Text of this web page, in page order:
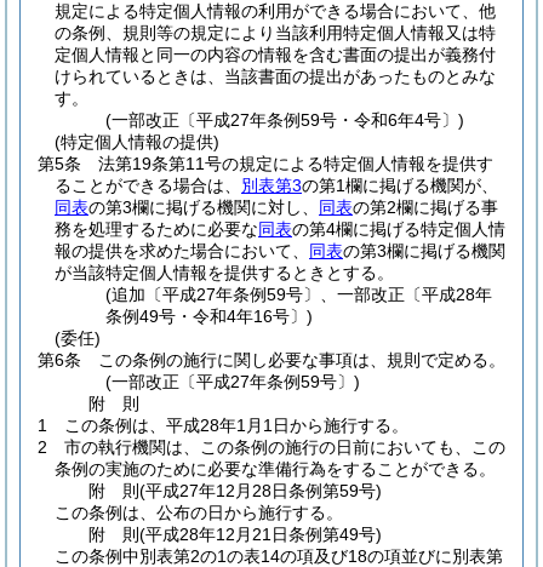
規定による特定個人情報の利用ができる場合において、他
の条例、規則等の規定により当該利用特定個人情報又は特
定個人情報と同一の内容の情報を含む書面の提出が義務付
けられているときは、当該書面の提出があったものとみな
す。
(一部改正〔平成27年条例59号・令和6年4号〕)
(特定個人情報の提供)
第5条
法第19条第11号の規定による特定個人情報を提供す
ることができる場合は、 別表第3の第1欄に掲げる機関が、
同表の第3欄に掲げる機関に対し、 同表の第2欄に掲げる事
務を処理するために必要な同表の第4欄に掲げる特定個人情
報の提供を求めた場合において、 同表の第3欄に掲げる機関
が当該特定個人情報を提供するときとする。
(追加〔平成27年条例59号〕、一部改正〔平成28年
条例49号・令和4年16号〕)
(委任)
第6条
この条例の施行に関し必要な事項は、規則で定める。
(一部改正〔平成27年条例59号〕)
附 則
1
この条例は、平成28年1月1日から施行する。
2
市の執行機関は、この条例の施行の日前においても、この
条例の実施のために必要な準備行為をすることができる。
附 則(平成27年12月28日条例第59号)
この条例は、公布の日から施行する。
附 則(平成28年12月21日条例第49号)
この条例中別表第2の1の表14の項及び18の項並びに別表第